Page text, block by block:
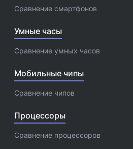
Сравнение смартфонов
Умные часы
Сравнение умных часов
Мобильные чипы
Сравнение чипов
Процессоры
Сравнение процессоров